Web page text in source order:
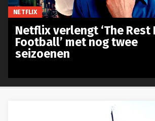
NETFLIX
Netflix verlengt ‘The Rest
Football’ met nog twee
seizoenen